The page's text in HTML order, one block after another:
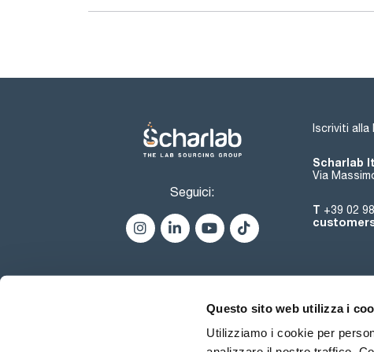
Questo sito web utilizza i
Utilizziamo i cookie per
Seguici:
Iscriviti
Scharlab
Via
T +39 02